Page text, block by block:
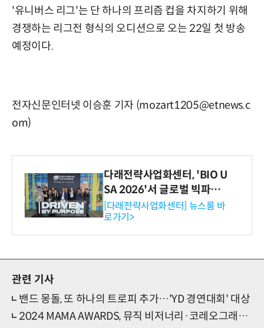
'유니버스 리그'는 단 하나의 프리즘 컵을 차지하기 위해
경쟁하는 리그전 형식의 오디션으로 오는 22일 첫 방송
예정이다.
전자신문인터넷 이승훈 기자 (mozart1205@etnews.c
om)
다래전략사업화센터, 'BIO U
SA 2026'서 글로벌 빅파마
와의 비즈니스 미팅 지원…K
-바이오 해외 진출 교두보 확
보
[다래전략사업화센터] 뉴스룸 바
로가기>
관련 기사
밴드 몽돌, 또 하나의 트로피 추가…'YD 경연대회' 대상
2024 MAMA AWARDS, 뮤직 비저너리·코레오그래피 등 부문 신설…K팝 다각적 조명